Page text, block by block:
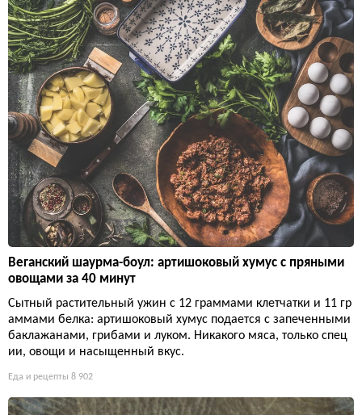
Веганский шаурма-боул: артишоковый хумус с пряными
овощами за 40 минут
Сытный растительный ужин с 12 граммами клетчатки и 11 гр
аммами белка: артишоковый хумус подается с запеченными
баклажанами, грибами и луком. Никакого мяса, только спец
ии, овощи и насыщенный вкус.
Еда и рецепты 8 902